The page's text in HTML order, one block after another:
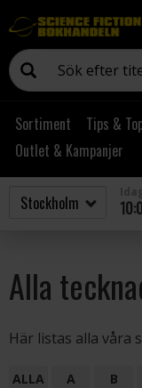
Sortiment Tips &
Outlet & Kampanjer
Alla
Här listas alla våra
ALLA A B